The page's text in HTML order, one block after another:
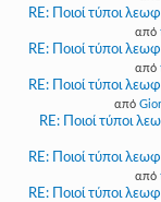
RE: Ποιοί τύποι
από
RE: Ποιοί τύποι
από
RE: Ποιοί τύποι
από
RE: Ποιοί τύποι
RE: Ποιοί τύποι
από
RE: Ποιοί τύποι